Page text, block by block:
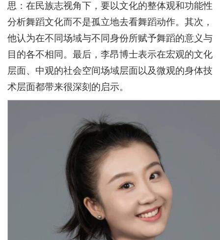
思：在民族志视角下，要以文化的整体观和功能性
分析舞蹈文化而不是孤立地去看舞蹈动作。其次，
他认为在不同场域与不同身份所赋予舞蹈的意义与
目的各不相同。最后，李昂博士表示在宏观的文化
层面、中观的社会空间场域层面以及微观的身体技
术层面都带来很深刻的启示。